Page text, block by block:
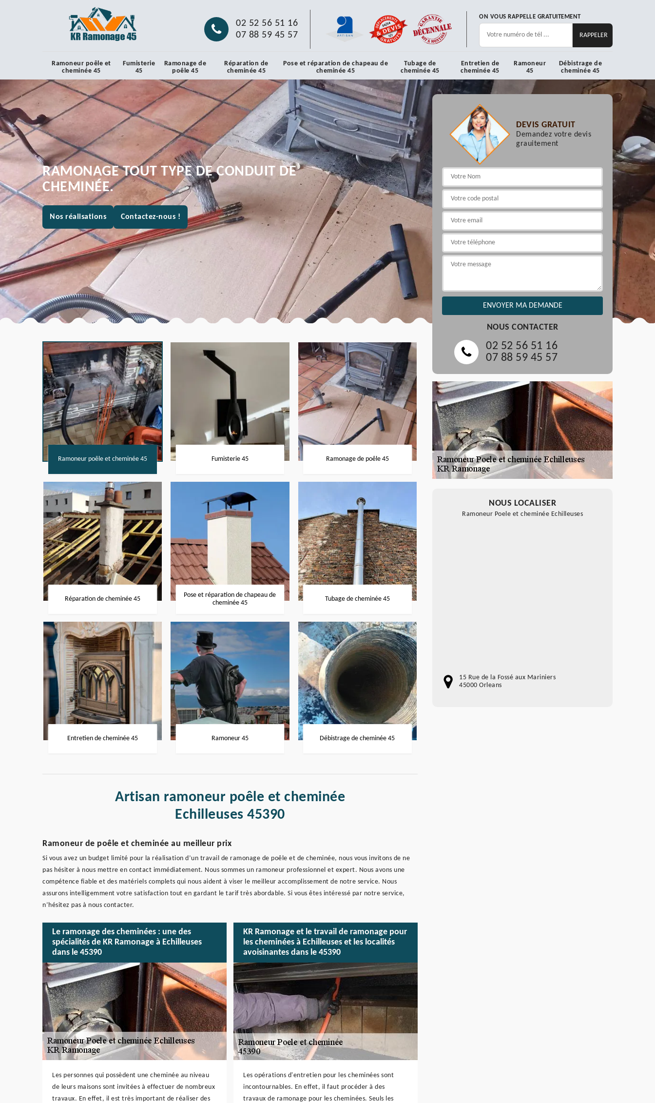
02 52 56 51 16
07 88 59 45 57
ON VOUS RAPPELLE GRATUITEMENT
Ramoneur poêle et
cheminée 45
Fumisterie
45
Ramonage de
poêle 45
Réparation de
cheminée 45
Pose et réparation de chapeau de
cheminée 45
Tubage de
cheminée 45
Entretien de
cheminée 45
Ramoneur
45
Débistrage de
cheminée 45
RAMONAGE TOUT TYPE DE CONDUIT DE
CHEMINÉE.
Nos réalisations Contactez-nous !
Ramoneur poêle et cheminée 45 Fumisterie 45 Ramonage de poêle 45
Réparation de cheminée 45
Pose et réparation de chapeau de
cheminée 45
Tubage de cheminée 45
Entretien de cheminée 45 Ramoneur 45 Débistrage de cheminée 45
Artisan ramoneur poêle et cheminée
Echilleuses 45390
Ramoneur de poêle et cheminée au meilleur prix
Si vous avez un budget limité pour la réalisation d’un travail de ramonage de poêle et de cheminée, nous vous invitons de ne
pas hésiter à nous mettre en contact immédiatement. Nous sommes un ramoneur professionnel et expert. Nous avons une
compétence fiable et des matériels complets qui nous aident à viser le meilleur accomplissement de notre service. Nous
assurons intelligemment votre satisfaction tout en gardant le tarif très abordable. Si vous êtes intéressé par notre service,
n’hésitez pas à nous contacter.
Le ramonage des cheminées : une des
spécialités de KR Ramonage à Echilleuses
dans le 45390
Les personnes qui possèdent une cheminée au niveau
de leurs maisons sont invitées à effectuer de nombreux
travaux. En effet, il est très important de réaliser des
KR Ramonage et le travail de ramonage pour
les cheminées à Echilleuses et les localités
avoisinantes dans le 45390
Les opérations d'entretien pour les cheminées sont
incontournables. En effet, il faut procéder à des
travaux de ramonage pour les cheminées. Seuls les
DEVIS GRATUIT
Demandez votre devis
grauitement
NOUS CONTACTER
02 52 56 51 16
07 88 59 45 57
NOUS LOCALISER
Ramoneur Poele et cheminée Echilleuses
15 Rue de la Fossé aux Mariniers
45000 Orleans